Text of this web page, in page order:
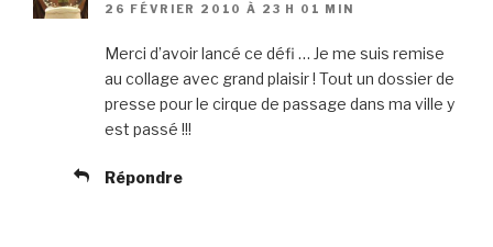
26 FÉVRIER 2010 À 23 H 01 MIN
Merci d’avoir lancé ce défi … Je me suis remise
au collage avec grand plaisir ! Tout un dossier de
presse pour le cirque de passage dans ma ville y
est passé !!!
Répondre